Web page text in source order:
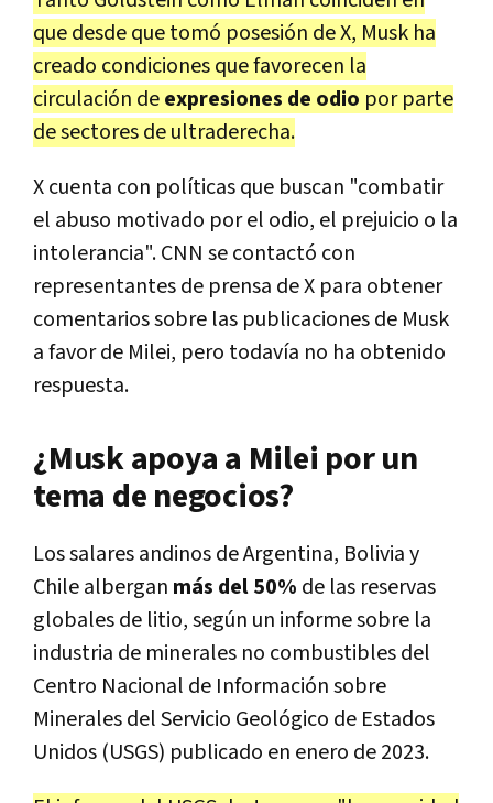
que desde que tomó posesión de X, Musk ha
creado condiciones que favorecen la
circulación deexpresiones de odio por parte
de sectores de ultraderecha.
X cuenta con políticas que buscan "combatir
el abuso motivado por el odio, el prejuicio o la
intolerancia". CNN se contactó con
representantes de prensa de X para obtener
comentarios sobre las publicaciones de Musk
a favor de Milei, pero todavía no ha obtenido
respuesta.
¿Musk apoya a Milei por un
tema de negocios?
Los salares andinos de Argentina, Bolivia y
Chile albergan más del 50% de las reservas
globales de litio, según un informe sobre la
industria de minerales no combustibles del
Centro Nacional de Información sobre
Minerales del Servicio Geológico de Estados
Unidos (USGS) publicado en enero de 2023.